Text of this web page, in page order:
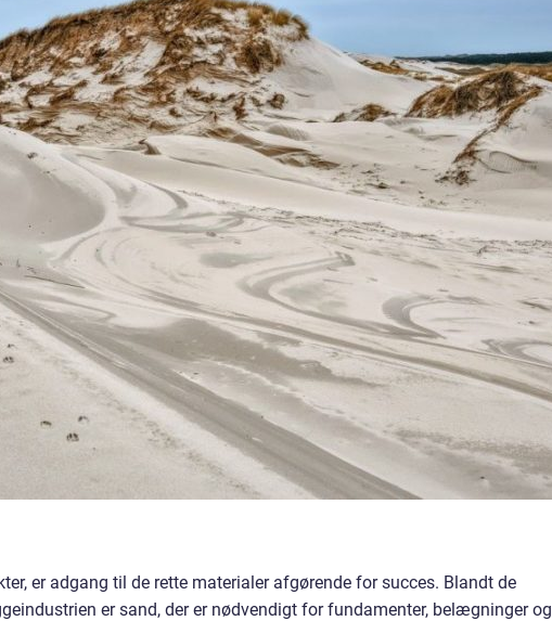
er adgang til de rette materialer afgørende for succes. Blandt de
er sand, der er nødvendigt for fundamenter, belægninger og